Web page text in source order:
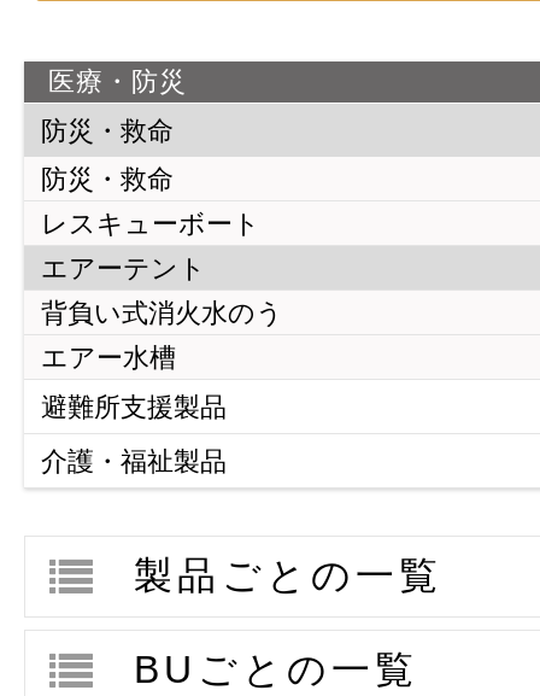
医療・防災
防災・救命
防災・救命
レスキューボート
エアーテント
背負い式消火水のう
エアー水槽
避難所支援製品
避難所支援製品
多目的クッションロール
アキレスエアーフロアDS-5
エアー式たたみ くつろぎ
どこでもおうちベッド
介護・福祉製品
介護・福祉製品の業務移管のご案内
製品ごとの一覧
BUごとの一覧